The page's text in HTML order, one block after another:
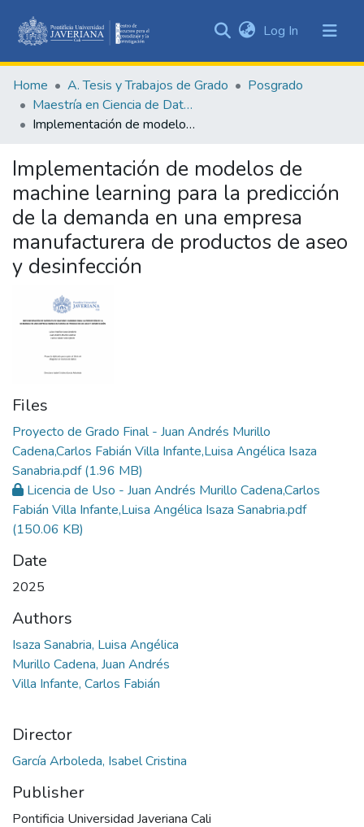
&
Collections
All of DSpace
Statistics
Log In (current)
Home A. Tesis y Trabajos de Grado
Posgrado
Maestría en Ciencia de Datos
Implementación de modelos de machine learning para la predicción de la demanda en una empresa manufacturera de productos de aseo y desinfección
Implementación de modelos de
machine learning para la predicción
de la demanda en una empresa
manufacturera de productos de aseo
y desinfección
Files
Proyecto de Grado Final - Juan Andrés Murillo
Cadena,Carlos Fabián Villa Infante,Luisa Angélica Isaza
Sanabria.pdf(1.96 MB)
Licencia de Uso - Juan Andrés Murillo Cadena,Carlos
Fabián Villa Infante,Luisa Angélica Isaza Sanabria.pdf
(150.06 KB)
Date
2025
Authors
Isaza Sanabria, Luisa Angélica
Murillo Cadena, Juan Andrés
Villa Infante, Carlos Fabián
Director
García Arboleda, Isabel Cristina
Publisher
Pontificia Universidad Javeriana Cali